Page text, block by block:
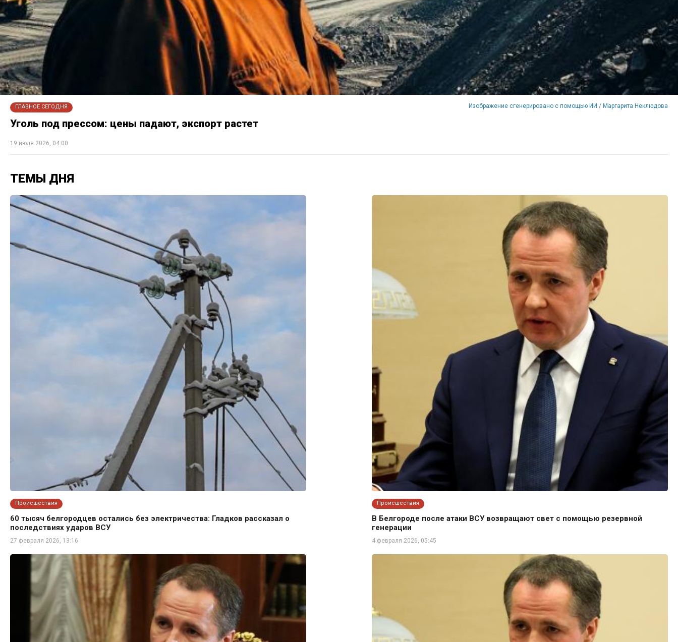
ГЛАВНОЕ СЕГОДНЯ Изображение сгенерировано с помощью ИИ / Маргарита Неклюдова
Уголь под прессом: цены падают, экспорт растет
19 июля 2026, 04:00
ТЕМЫ ДНЯ
Происшествия
60 тысяч белгородцев остались без электричества: Гладков рассказал о
последствиях ударов ВСУ
27 февраля 2026, 13:16
Происшествия
В Белгороде после атаки ВСУ возвращают свет с помощью резервной
генерации
4 февраля 2026, 05:45